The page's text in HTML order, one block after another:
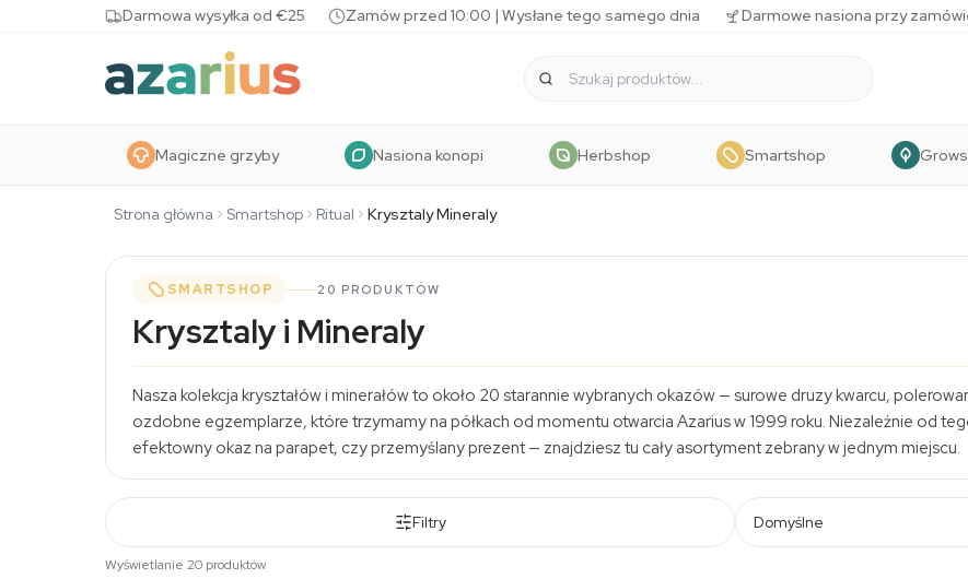
Skip to contentDarmowa wysyłka od €25 Zamów przed 10:00 | Wysłane tego samego dnia Darmowe nasiona przy
Magiczne grzyby Nasiona konopi Herbshop Smartshop
Strona główna Smartshop Ritual Krysztaly Mineraly
SMARTSHOP 20 PRODUKTÓW
Krysztaly i Mineraly
Nasza kolekcja kryształów i minerałów to około 20 starannie wybranych okazów — surowe druzy kwarcu,
ozdobne egzemplarze, które trzymamy na półkach od momentu otwarcia Azarius w 1999 roku. Niezależnie od
efektowny okaz na parapet, czy przemyślany prezent — znajdziesz tu cały asortyment zebrany w jednym miejscu.
Filtry Domyślne
Wyświetlanie 20 produktów